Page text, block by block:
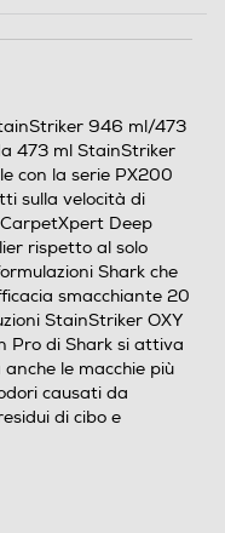
946 ml/473
473 ml StainStriker
con la serie PX200
sulla velocità di
Deep
rispetto al solo
Shark che
smacchiante 20
StainStriker OXY
Pro di Shark si attiva
le macchie più
causati da
di cibo e